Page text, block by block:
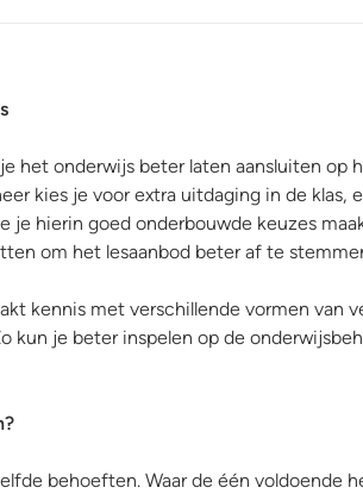
het onderwijs beter laten aansluiten op
kies je voor extra uitdaging in de klas,
je hierin goed onderbouwde keuzes
om het lesaanbod beter af te
kennis met verschillende vormen van
kun je beter inspelen op de
behoeften. Waar de één voldoende